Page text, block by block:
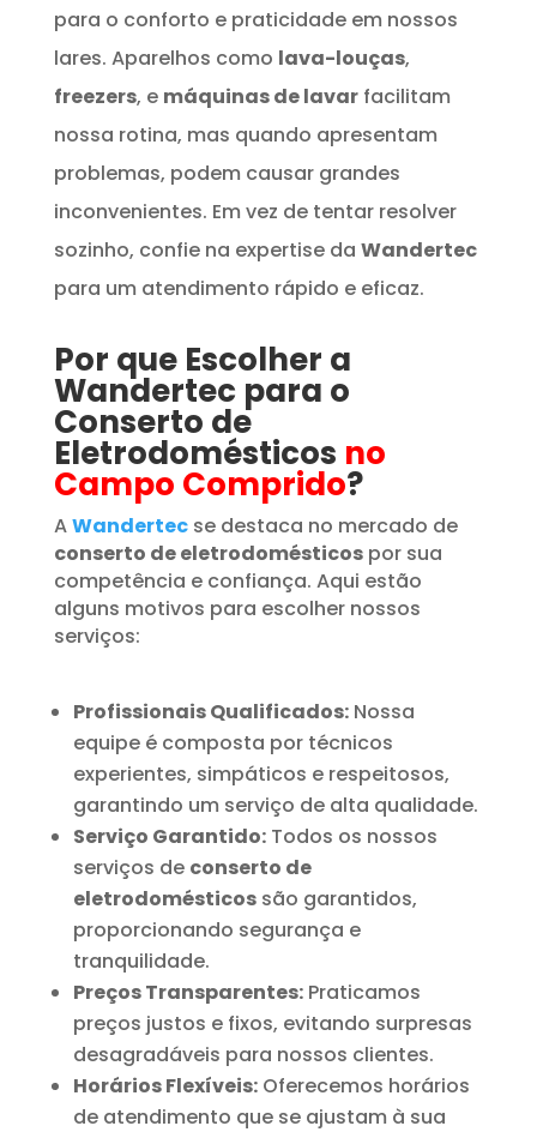
para o conforto e praticidade em nossos
lares. Aparelhos como lava-louças,
freezers, e máquinas de lavarfacilitam
nossa rotina, mas quando apresentam
problemas, podem causar grandes
inconvenientes. Em vez de tentar resolver
sozinho, confie na expertise da Wandertec
para um atendimento rápido e eficaz.
Por que Escolher a
Wandertec para o
Conserto de
Eletrodomésticos no
Campo Comprido?
AWandertecse destaca no mercado de
conserto de eletrodomésticospor sua
competência e confiança. Aqui estão
alguns motivos para escolher nossos
serviços:
Profissionais Qualificados:Nossa
equipe é composta por técnicos
experientes, simpáticos e respeitosos,
garantindo um serviço de alta qualidade.
Serviço Garantido:Todos os nossos
serviços de conserto de
eletrodomésticossão garantidos,
proporcionando segurança e
tranquilidade.
Preços Transparentes:Praticamos
preços justos e fixos, evitando surpresas
desagradáveis para nossos clientes.
Horários Flexíveis:Oferecemos horários
de atendimento que se ajustam à sua